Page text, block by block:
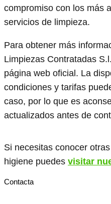
compromiso con los más
servicios de limpieza.
Para obtener más
Limpiezas Contratadas
página web oficial. La
condiciones y tarifas
caso, por lo que es
actualizados antes de
Si necesitas conocer
higiene puedes visitar
Contacta